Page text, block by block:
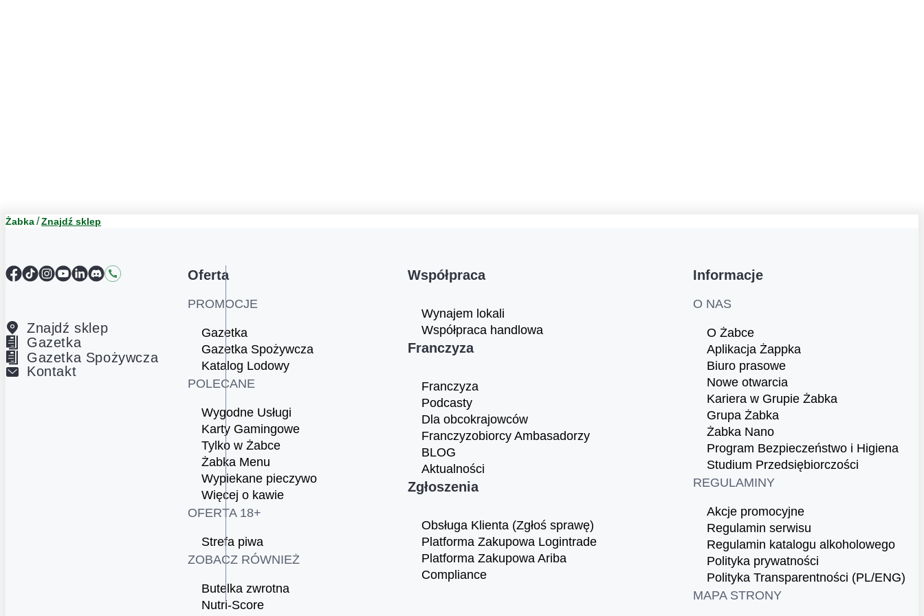
Żabka Znajdź sklep
Facebook
TikTokInstagram
YouTube
LinkedIn
DiscordKontakt
Znajdź sklep
Gazetka
Gazetka Spożywcza
Kontakt
Oferta
PROMOCJE
Gazetka
Gazetka Spożywcza
Katalog Lodowy
POLECANE
Wygodne Usługi
Karty Gamingowe
Tylko w Żabce
Żabka Menu
Wypiekane pieczywo
Więcej o kawie
OFERTA 18+
Strefa piwa
ZOBACZ RÓWNIEŻ
Butelka zwrotna
Nutri-Score
Współpraca
Wynajem lokali
Współpraca handlowa
Franczyza
Franczyza
Podcasty
Dla obcokrajowców
Franczyzobiorcy Ambasadorzy
BLOG
Aktualności
Zgłoszenia
Obsługa Klienta (Zgłoś sprawę)
Platforma Zakupowa Logintrade
Platforma Zakupowa Ariba
Compliance
Informacje
O NAS
O Żabce
Aplikacja Żappka
Biuro prasowe
Nowe otwarcia
Kariera w Grupie Żabka
Grupa Żabka
Żabka Nano
Program Bezpieczeństwo i Higiena
Studium Przedsiębiorczości
REGULAMINY
Akcje promocyjne
Regulamin serwisu
Regulamin katalogu alkoholowego
Polityka prywatności
Polityka Transparentności (PL/ENG)
MAPA STRONY